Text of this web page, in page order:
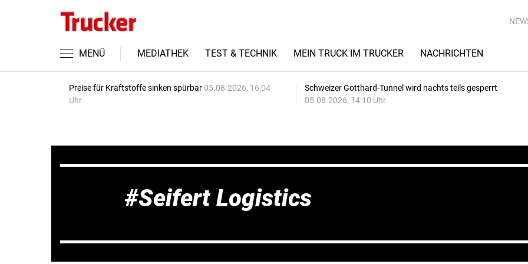
MENÜ MEDIATHEK TEST & TECHNIK MEIN TRUCK IM TRUCKER NACHRICHTEN
Preise für Kraftstoffe sinken spürbar 05.08.2026, 16:04
Uhr
Schweizer Gotthard-Tunnel wird nachts teils gesperrt
05.08.2026, 14:10 Uhr
Seifert Logistics